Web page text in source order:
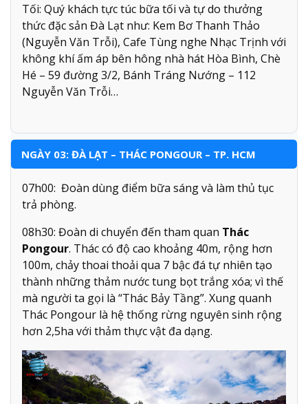
Tối: Quý khách tực túc bữa tối và tự do thưởng
thức đặc sản Đà Lạt như: Kem Bơ Thanh Thảo
(Nguyễn Văn Trỗi), Cafe Tùng nghe Nhạc Trịnh với
không khí ấm áp bên hông nhà hát Hòa Bình, Chè
Hé – 59 đường 3/2, Bánh Tráng Nướng – 112
Nguyễn Văn Trỗi…
NGÀY 03: ĐÀ LẠT – THÁC PONGOUR – TP. HCM
07h00: Đoàn dùng điểm bữa sáng và làm thủ tục
trả phòng.
08h30: Đoàn di chuyển đến tham quan Thác
Pongour. Thác có độ cao khoảng 40m, rộng hơn
100m, chảy thoai thoải qua 7 bậc đá tự nhiên tạo
thành những thảm nước tung bọt trắng xóa; vì thế
mà người ta gọi là “Thác Bảy Tầng”. Xung quanh
Thác Pongour là hệ thống rừng nguyên sinh rộng
hơn 2,5ha với thảm thực vật đa dạng.